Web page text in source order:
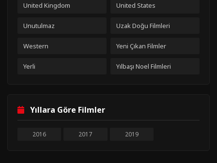
United Kingdom United States
Unutulmaz Uzak Doğu Filmleri
Western Yeni Çıkan Filmler
Yerli Yılbaşı Noel Filmleri
Yıllara Göre Filmler
2016 2017 2019